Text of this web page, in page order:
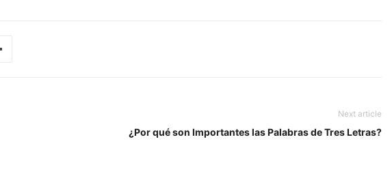
Next article
¿Por qué son Importantes las Palabras de Tres Letras?